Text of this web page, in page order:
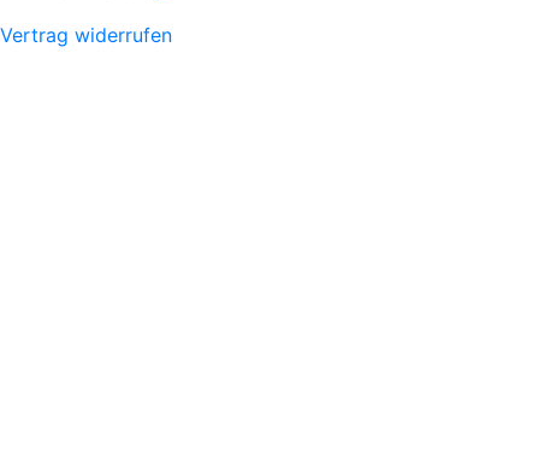
Vertrag widerrufen